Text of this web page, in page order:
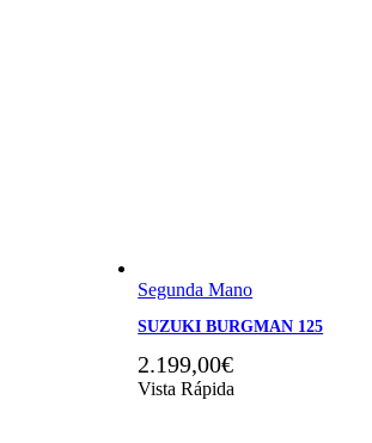
Segunda Mano
SUZUKI BURGMAN 125
2.199,00€
Vista Rápida